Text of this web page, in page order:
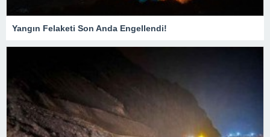
Yangın Felaketi Son Anda Engellendi!